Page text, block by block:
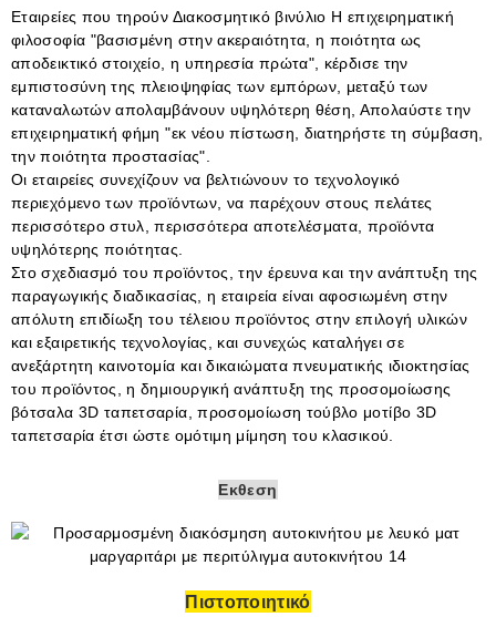
Εταιρείες που τηρούν Διακοσμητικό βινύλιο Η επιχειρηματική
φιλοσοφία "βασισμένη στην ακεραιότητα, η ποιότητα ως
αποδεικτικό στοιχείο, η υπηρεσία πρώτα", κέρδισε την
εμπιστοσύνη της πλειοψηφίας των εμπόρων, μεταξύ των
καταναλωτών απολαμβάνουν υψηλότερη θέση, Απολαύστε την
επιχειρηματική φήμη "εκ νέου πίστωση, διατηρήστε τη σύμβαση,
την ποιότητα προστασίας".
Οι εταιρείες συνεχίζουν να βελτιώνουν το τεχνολογικό
περιεχόμενο των προϊόντων, να παρέχουν στους πελάτες
περισσότερο στυλ, περισσότερα αποτελέσματα, προϊόντα
υψηλότερης ποιότητας.
Στο σχεδιασμό του προϊόντος, την έρευνα και την ανάπτυξη της
παραγωγικής διαδικασίας, η εταιρεία είναι αφοσιωμένη στην
απόλυτη επιδίωξη του τέλειου προϊόντος στην επιλογή υλικών
και εξαιρετικής τεχνολογίας, και συνεχώς καταλήγει σε
ανεξάρτητη καινοτομία και δικαιώματα πνευματικής ιδιοκτησίας
του προϊόντος, η δημιουργική ανάπτυξη της προσομοίωσης
βότσαλα 3D ταπετσαρία, προσομοίωση τούβλο μοτίβο 3D
ταπετσαρία έτσι ώστε ομότιμη μίμηση του κλασικού.
Εκθεση
Πιστοποιητικό